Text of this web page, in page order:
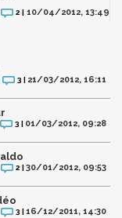
2 | 10/04/2012, 13:49
3 | 21/03/2012, 16:11
3 | 01/03/2012, 09:28
2 |30/01/2012, 09:53
3 |16/12/2011, 14:30